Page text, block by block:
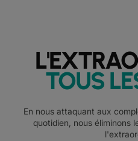
TOUS
En nous attaquant aux
quotidien, nous éliminons